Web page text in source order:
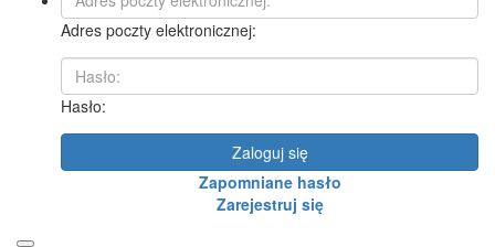
Adres poczty elektronicznej:
Hasło:
Zaloguj się
Zapomniane hasło
Zarejestruj się